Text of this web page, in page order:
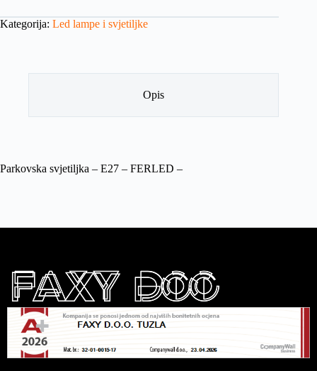
Kategorija: Led lampe i svjetiljke
Opis
Parkovska svjetiljka – E27 – FERLED –